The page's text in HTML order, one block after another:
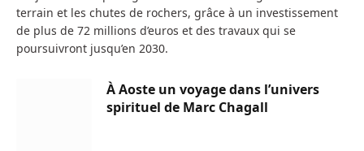
terrain et les chutes de rochers, grâce à un investissement
de plus de 72 millions d’euros et des travaux qui se
poursuivront jusqu’en 2030.
À Aoste un voyage dans l’univers
spirituel de Marc Chagall